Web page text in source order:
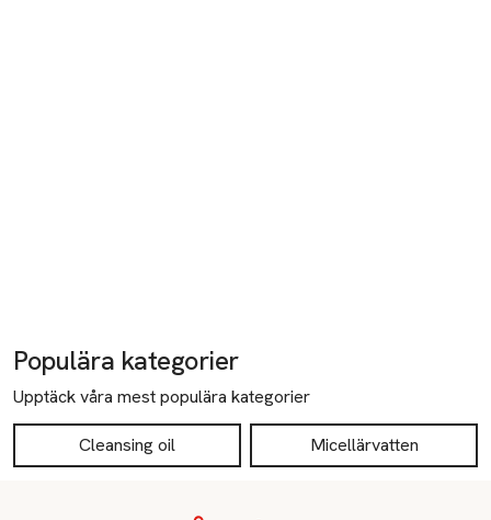
Populära kategorier
Upptäck våra mest populära kategorier
Cleansing oil Micellärvatten